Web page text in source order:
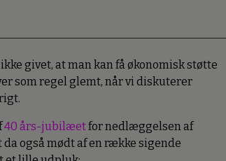
givet, at man kan få økonomisk støtte
som regel glemt, når vi diskuterer
40 års-jubilæetfor nedlæggelsen af
også mødt af en række sigende